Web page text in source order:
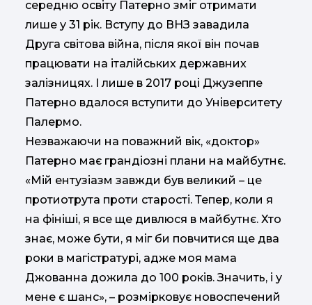
середню освіту Патерно зміг отримати
лише у 31 рік. Вступу до ВНЗ завадила
Друга світова війна, після якої він почав
працювати на італійських державних
залізницях. І лише в 2017 році Джузеппе
Патерно вдалося вступити до Університету
Палермо.
Незважаючи на поважний вік, «доктор»
Патерно має грандіозні плани на майбутнє.
«Мій ентузіазм завжди був великий – це
протиотрута проти старості. Тепер, коли я
на фініші, я все ще дивлюся в майбутнє. Хто
знає, може бути, я міг би повчитися ще два
роки в магістратурі, адже моя мама
Джованна дожила до 100 років. Значить, і у
мене є шанс», – розмірковує новоспечений